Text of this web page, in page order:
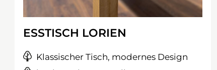
ESSTISCH LORIEN
Klassischer Tisch, modernes Design